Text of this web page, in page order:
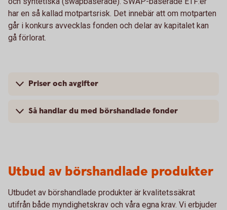
har en så kallad motpartsrisk. Det innebär att om motparten
går i konkurs avvecklas fonden och delar av kapitalet kan
gå förlorat.
Priser och avgifter
Så handlar du med börshandlade fonder
Utbud av börshandlade produkter
Utbudet av börshandlade produkter är kvalitetssäkrat
utifrån både myndighetskrav och våra egna krav. Vi erbjuder